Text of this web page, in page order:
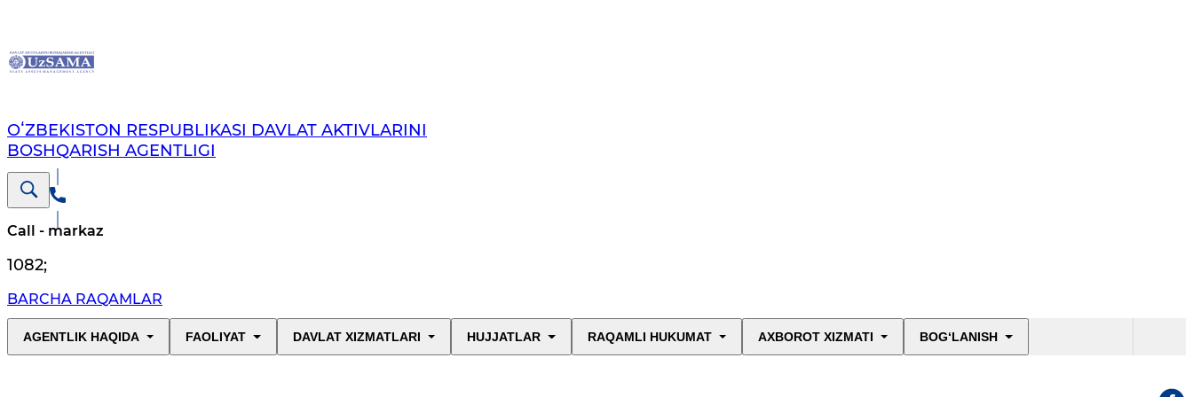
OʻZBEKISTON RESPUBLIKASI DAVLAT AKTIVLARINI
BOSHQARISH AGENTLIGI
Call - markaz
1082;
BARCHA RAQAMLAR
AGENTLIK HAQIDA FAOLIYAT DAVLAT XIZMATLARI HUJJATLAR RAQAMLI HUKUMAT AXBOROT XIZMATI BOG‘LANISH